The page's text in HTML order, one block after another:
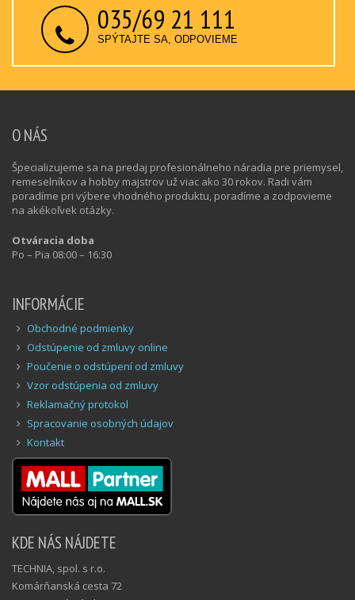
035/69 21 111
SPÝTAJTE SA, ODPOVIEME
O NÁS
Špecializujeme sa na predaj profesionálneho náradia pre priemysel,
remeselníkov a hobby majstrov už viac ako 30 rokov. Radi vám
poradíme pri výbere vhodného produktu, poradíme a zodpovieme
na akékoľvek otázky.
Otváracia doba
Po – Pia 08:00 – 16:30
INFORMÁCIE
Obchodné podmienky
Odstúpenie od zmluvy online
Poučenie o odstúpení od zmluvy
Vzor odstúpenia od zmluvy
Reklamačný protokol
Spracovanie osobných údajov
Kontakt
KDE NÁS NÁJDETE
TECHNIA, spol. s r.o.
Komárňanská cesta 72